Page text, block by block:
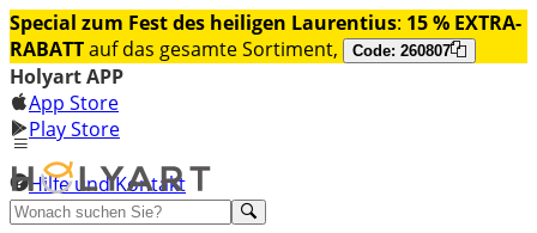
Special zum Fest des heiligen Laurentius: 15 % EXTRA-
RABATTauf das gesamte Sortiment, Code: 260807
Holyart APP
App Store
Play Store
Hilfe und Kontakt
Entdecken Sie Premium